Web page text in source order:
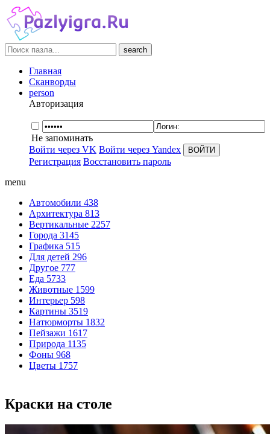
search
Главная
Сканворды
person
Авторизация
Не запоминать
Войти через VK Войти через Yandex
Регистрация Восстановить пароль
menu
Автомобили 438
Архитектура 813
Вертикальные 2257
Города 3145
Графика 515
Для детей 296
Другое 777
Еда 5733
Животные 1599
Интерьер 598
Картины 3519
Натюрморты 1832
Пейзажи 1617
Природа 1135
Фоны 968
Цветы 1757
Краски на столе